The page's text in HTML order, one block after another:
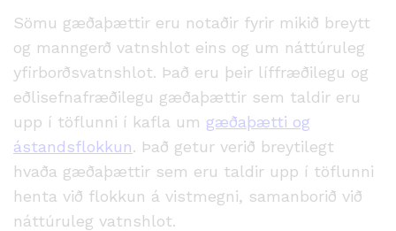
Sömu gæðaþættir eru notaðir fyrir mikið breytt
og manngerð vatnshlot eins og um náttúruleg
yfirborðsvatnshlot. Það eru þeir líffræðilegu og
eðlisefnafræðilegu gæðaþættir sem taldir eru
upp í töflunni í kafla um gæðaþætti og
ástandsflokkun. Það getur verið breytilegt
hvaða gæðaþættir sem eru taldir upp í töflunni
henta við flokkun á vistmegni, samanborið við
náttúruleg vatnshlot.